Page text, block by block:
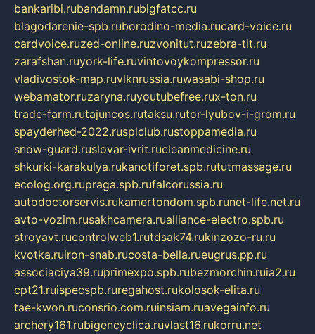
bankaribi.rubandamn.rubigfatcc.ru
blagodarenie-spb.ruborodino-media.rucard-voice.ru
cardvoice.ruzed-online.ruzvonitut.ruzebra-tlt.ru
zarafshan.ruyork-life.ruvintovoykompressor.ru
vladivostok-map.ruvlknrussia.ruwasabi-shop.ru
webamator.ruzaryna.ruyoutubefree.rux-ton.ru
trade-farm.rutajuncos.rutaksu.rutor-lyubov-i-grom.ru
spayderhed-2022.rusplclub.rustoppamedia.ru
snow-guard.ruslovar-ivrit.rucleanmedicine.ru
shkurki-karakulya.rukanotiforet.spb.rututmassage.ru
ecolog.org.rupraga.spb.rufalcorussia.ru
autodoctorservis.rukamertondom.spb.runet-life.net.ru
avto-vozim.rusakhcamera.rualliance-electro.spb.ru
stroyavt.rucontrolweb1.rutdsak74.rukinzozo-ru.ru
kvotka.ruiron-snab.rucosta-bella.rueugrus.pp.ru
associaciya39.ruprimexpo.spb.rubezmorchin.ruia2.ru
cpt21.ruispecspb.ruregahost.rukolosok-elita.ru
tae-kwon.ruconsrio.com.ruinsiam.ruavegainfo.ru
archery161.rubigencyclica.ruvlast16.rukorru.net